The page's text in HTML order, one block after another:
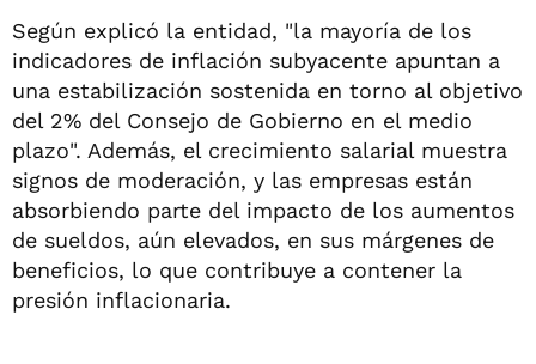
Según explicó la entidad, "la mayoría de los
indicadores de inflación subyacente apuntan a
una estabilización sostenida en torno al objetivo
del 2% del Consejo de Gobierno en el medio
plazo". Además, el crecimiento salarial muestra
signos de moderación, y las empresas están
absorbiendo parte del impacto de los aumentos
de sueldos, aún elevados, en sus márgenes de
beneficios, lo que contribuye a contener la
presión inflacionaria.